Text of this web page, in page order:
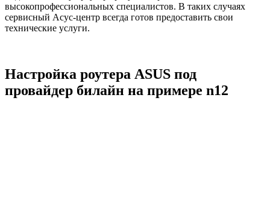
высокопрофессиональных специалистов. В таких случаях
сервисный Асус-центр всегда готов предоставить свои
технические услуги.
Настройка роутера ASUS под
провайдер билайн на примере n12